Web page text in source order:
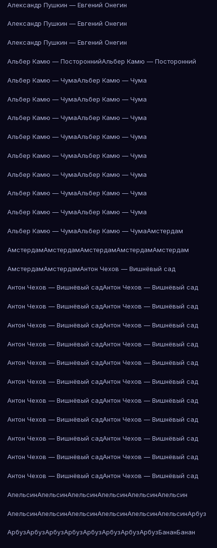
Александр Пушкин — Евгений Онегин
Александр Пушкин — Евгений Онегин
Александр Пушкин — Евгений Онегин
Альбер Камю — ПостороннийАльбер Камю — Посторонний
Альбер Камю — ЧумаАльбер Камю — Чума
Альбер Камю — ЧумаАльбер Камю — Чума
Альбер Камю — ЧумаАльбер Камю — Чума
Альбер Камю — ЧумаАльбер Камю — Чума
Альбер Камю — ЧумаАльбер Камю — Чума
Альбер Камю — ЧумаАльбер Камю — Чума
Альбер Камю — ЧумаАльбер Камю — Чума
Альбер Камю — ЧумаАльбер Камю — Чума
Альбер Камю — ЧумаАльбер Камю — ЧумаАмстердам
АмстердамАмстердамАмстердамАмстердамАмстердам
АмстердамАмстердамАнтон Чехов — Вишнёвый сад
Антон Чехов — Вишнёвый садАнтон Чехов — Вишнёвый сад
Антон Чехов — Вишнёвый садАнтон Чехов — Вишнёвый сад
Антон Чехов — Вишнёвый садАнтон Чехов — Вишнёвый сад
Антон Чехов — Вишнёвый садАнтон Чехов — Вишнёвый сад
Антон Чехов — Вишнёвый садАнтон Чехов — Вишнёвый сад
Антон Чехов — Вишнёвый садАнтон Чехов — Вишнёвый сад
Антон Чехов — Вишнёвый садАнтон Чехов — Вишнёвый сад
Антон Чехов — Вишнёвый садАнтон Чехов — Вишнёвый сад
Антон Чехов — Вишнёвый садАнтон Чехов — Вишнёвый сад
Антон Чехов — Вишнёвый садАнтон Чехов — Вишнёвый сад
Антон Чехов — Вишнёвый садАнтон Чехов — Вишнёвый сад
АпельсинАпельсинАпельсинАпельсинАпельсинАпельсин
АпельсинАпельсинАпельсинАпельсинАпельсинАпельсинАрбуз
АрбузАрбузАрбузАрбузАрбузАрбузАрбузАрбузБананБанан